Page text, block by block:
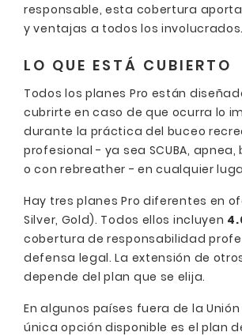
responsable, esta cobertura
y ventajas a todos los involucrados.
LO QUE ESTÁ CUBIERTO
Todos los planes Pro están
cubrirte en caso de que ocurra lo
durante la práctica del buceo
profesional - ya sea SCUBA,
o con rebreather - en cualquier
Hay tres planes Pro diferentes en
Silver, Gold). Todos ellos incluyen
cobertura de responsabilidad
defensa legal. La extensión de
depende del plan que se elija.
En algunos países fuera de la Unión
única opción disponible es el plan